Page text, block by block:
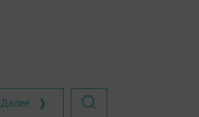
Далее ❯